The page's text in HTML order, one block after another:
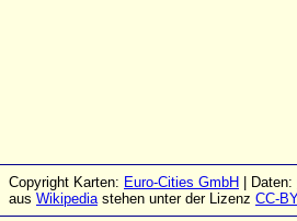
Copyright Karten: Euro-Cities GmbH | Daten:
aus Wikipediastehen unter der Lizenz CC-